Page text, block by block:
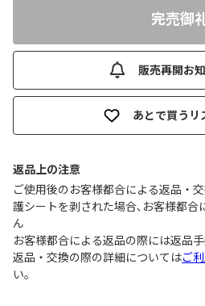
完売御
販売再開お
あとで買うリ
返品上の注意
ご使用後のお客様都合による返品・
護シートを剥された場合､お客様都合
ん
お客様都合による返品の際には返品
返品・交換の際の詳細についてはご
い。